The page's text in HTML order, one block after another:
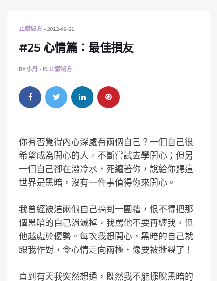
止鬱秘方 2012-06-21
#25 心情篇：最佳損友
BY小丹 IN 止鬱秘方
你有否覺得內心深處有兩個自己？一個自己很
希望成為開心的人，不斷嘗試去學開心；但另
一個自己卻在潑冷水，死纏著你，說給你聽這
世界是黑暗，沒有一件事值得你來開心。
我曾經被這兩個自己搞到一團糟，恨不得把那
個黑暗的自己消滅掉，我罵他不要再纏我，但
他越處於優勢。每次我想開心，黑暗的自己就
跟我作對，令心情走向兩極，像要被撕裂了！
直到有天我突然想通，既然我不能擺脫黑暗的